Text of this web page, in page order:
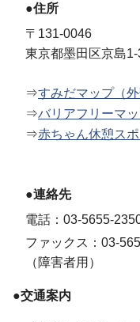
●住所
〒131-0046
東京都墨田区京島
⇒すみだマップ（外
⇒バリアフリーマ
⇒赤ちゃん休憩ス
●連絡先
電話：03-5655-
ファックス：03-
（障害者用）
●交通案内